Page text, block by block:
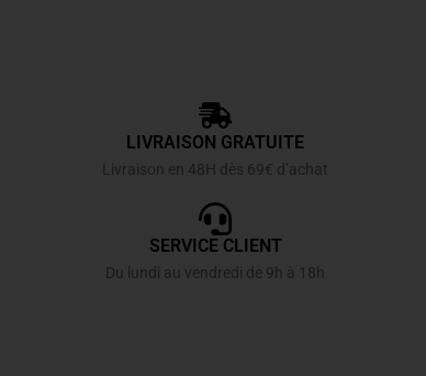
LIVRAISON GRATUITE
Livraison en 48H dès 69€ d’achat
SERVICE CLIENT
Du lundi au vendredi de 9h à 18h